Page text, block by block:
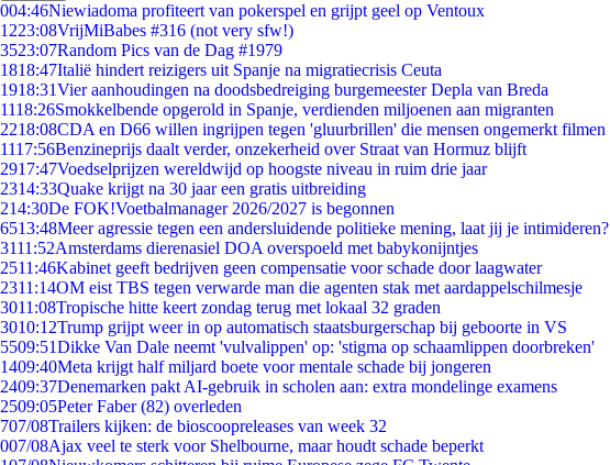
004:46Niewiadoma profiteert van pokerspel en grijpt geel op Ventoux
1223:08VrijMiBabes #316 (not very sfw!)
3523:07Random Pics van de Dag #1979
1818:47Italië hindert reizigers uit Spanje na migratiecrisis Ceuta
1918:31Vier aanhoudingen na doodsbedreiging burgemeester Depla van Breda
1118:26Smokkelbende opgerold in Spanje, verdienden miljoenen aan migranten
2218:08CDA en D66 willen ingrijpen tegen 'gluurbrillen' die mensen ongemerkt filmen
1117:56Benzineprijs daalt verder, onzekerheid over Straat van Hormuz blijft
2917:47Voedselprijzen wereldwijd op hoogste niveau in ruim drie jaar
2314:33Quake krijgt na 30 jaar een gratis uitbreiding
214:30De FOK!Voetbalmanager 2026/2027 is begonnen
6513:48Meer agressie tegen een andersluidende politieke mening, laat jij je intimideren?
3111:52Amsterdams dierenasiel DOA overspoeld met babykonijntjes
2511:46Kabinet geeft bedrijven geen compensatie voor schade door laagwater
2311:14OM eist TBS tegen verwarde man die agenten stak met aardappelschilmesje
3011:08Tropische hitte keert zondag terug met lokaal 32 graden
3010:12Trump grijpt weer in op automatisch staatsburgerschap bij geboorte in VS
5509:51Dikke Van Dale neemt 'vulvalippen' op: 'stigma op schaamlippen doorbreken'
1409:40Meta krijgt half miljard boete voor mentale schade bij jongeren
2409:37Denemarken pakt AI-gebruik in scholen aan: extra mondelinge examens
2509:05Peter Faber (82) overleden
707/08Trailers kijken: de bioscoopreleases van week 32
007/08Ajax veel te sterk voor Shelbourne, maar houdt schade beperkt